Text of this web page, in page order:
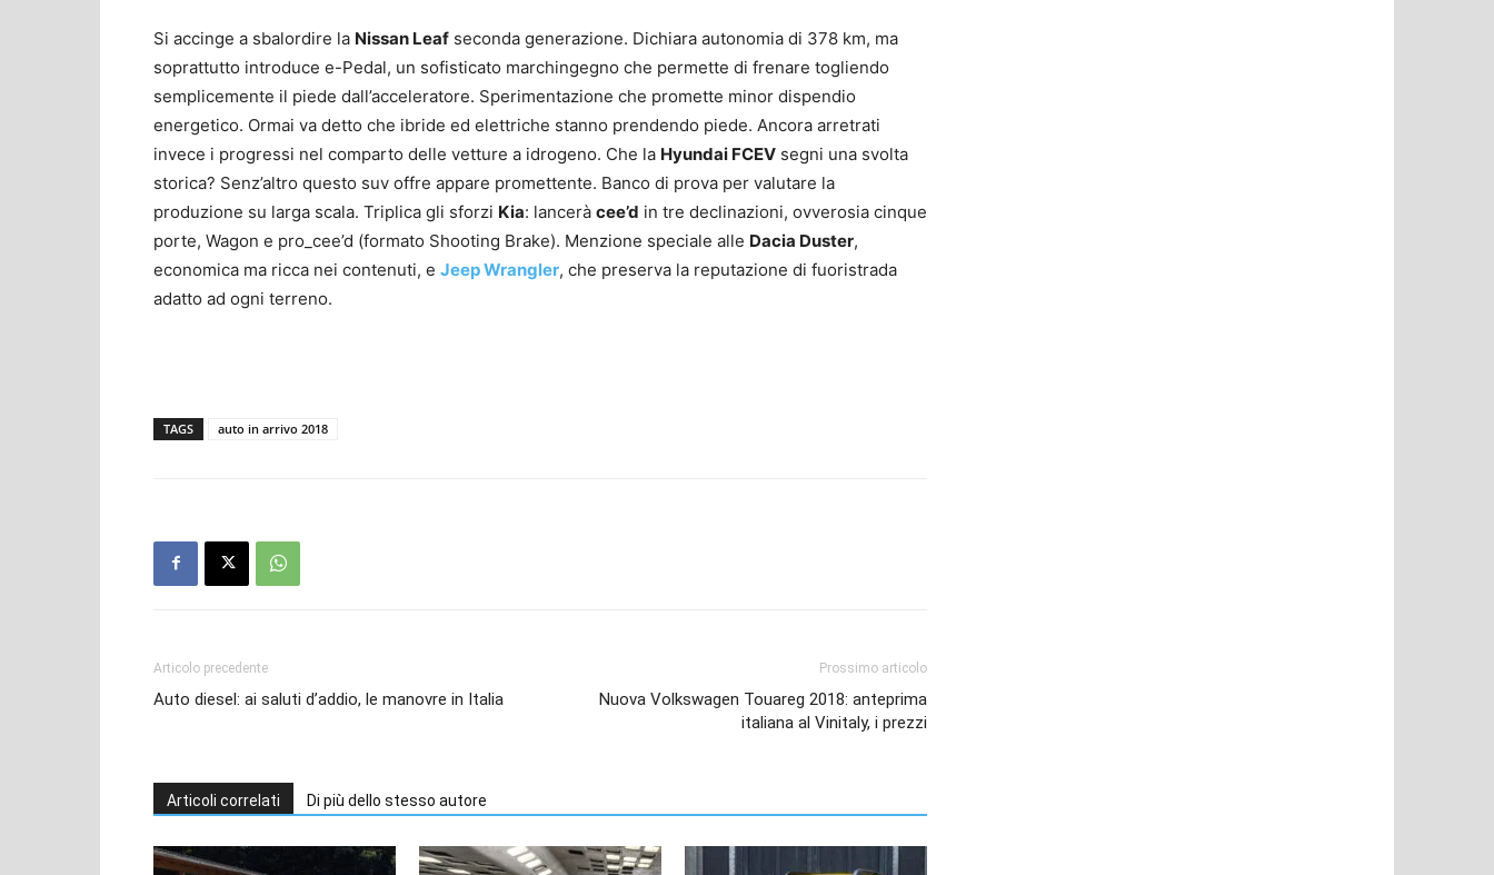
Si accinge a sbalordire la Nissan Leaf seconda generazione. Dichiara autonomia di 378 km, ma
soprattutto introduce e-Pedal, un sofisticato marchingegno che permette di frenare togliendo
semplicemente il piede dall’acceleratore. Sperimentazione che promette minor dispendio
energetico. Ormai va detto che ibride ed elettriche stanno prendendo piede. Ancora arretrati
invece i progressi nel comparto delle vetture a idrogeno. Che la Hyundai FCEV segni una svolta
storica? Senz’altro questo suv offre appare promettente. Banco di prova per valutare la
produzione su larga scala. Triplica gli sforzi Kia: lancerà cee’d in tre declinazioni, ovverosia cinque
porte, Wagon e pro_cee’d (formato Shooting Brake). Menzione speciale alle Dacia Duster,
economica ma ricca nei contenuti, e Jeep Wrangler, che preserva la reputazione di fuoristrada
adatto ad ogni terreno.
TAGS auto in arrivo 2018
Articolo precedente
Auto diesel: ai saluti d’addio, le manovre in Italia
Prossimo articolo
Nuova Volkswagen Touareg 2018: anteprima
italiana al Vinitaly, i prezzi
Articoli correlati Di più dello stesso autore